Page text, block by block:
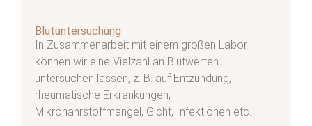
Blutuntersuchung
In Zusammenarbeit mit einem großen Labor
können wir eine Vielzahl an Blutwerten
untersuchen lassen, z. B. auf Entzündung,
rheumatische Erkrankungen,
Mikronährstoffmangel, Gicht, Infektionen etc.